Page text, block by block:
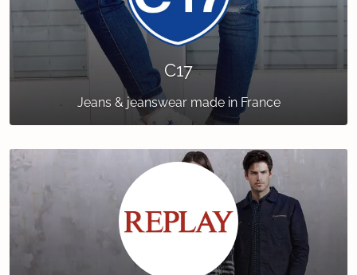
C17
Jeans & jeanswear made in France